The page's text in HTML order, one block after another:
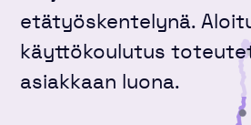
etätyöskentelynä.
käyttökoulutus
asiakkaan luona.